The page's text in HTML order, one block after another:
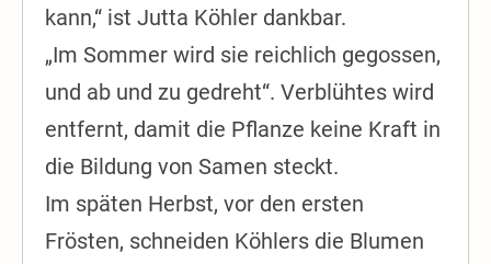
kann,“ ist Jutta Köhler dankbar.
„Im Sommer wird sie reichlich gegossen,
und ab und zu gedreht“. Verblühtes wird
entfernt, damit die Pflanze keine Kraft in
die Bildung von Samen steckt.
Im späten Herbst, vor den ersten
Frösten, schneiden Köhlers die Blumen